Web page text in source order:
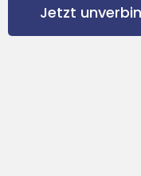
Jetzt